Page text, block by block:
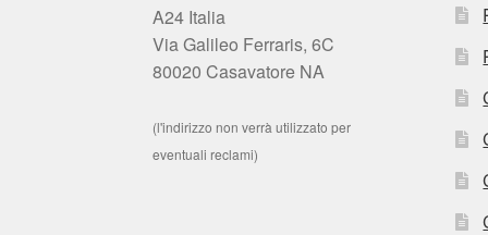
A24 Italia
Via Galileo Ferraris, 6C
80020 Casavatore NA
(l'indirizzo non verrà utilizzato per
eventuali reclami)